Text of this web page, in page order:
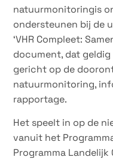
natuurmonitoringis
ondersteunen bij de
‘VHR Compleet:
document, dat
gericht op de
natuurmonitoring,
rapportage.
Het speelt in op de
vanuit het
Programma Landelijk